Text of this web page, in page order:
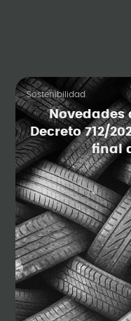
Sostenibilidad
Novedades
Decreto 712/
final